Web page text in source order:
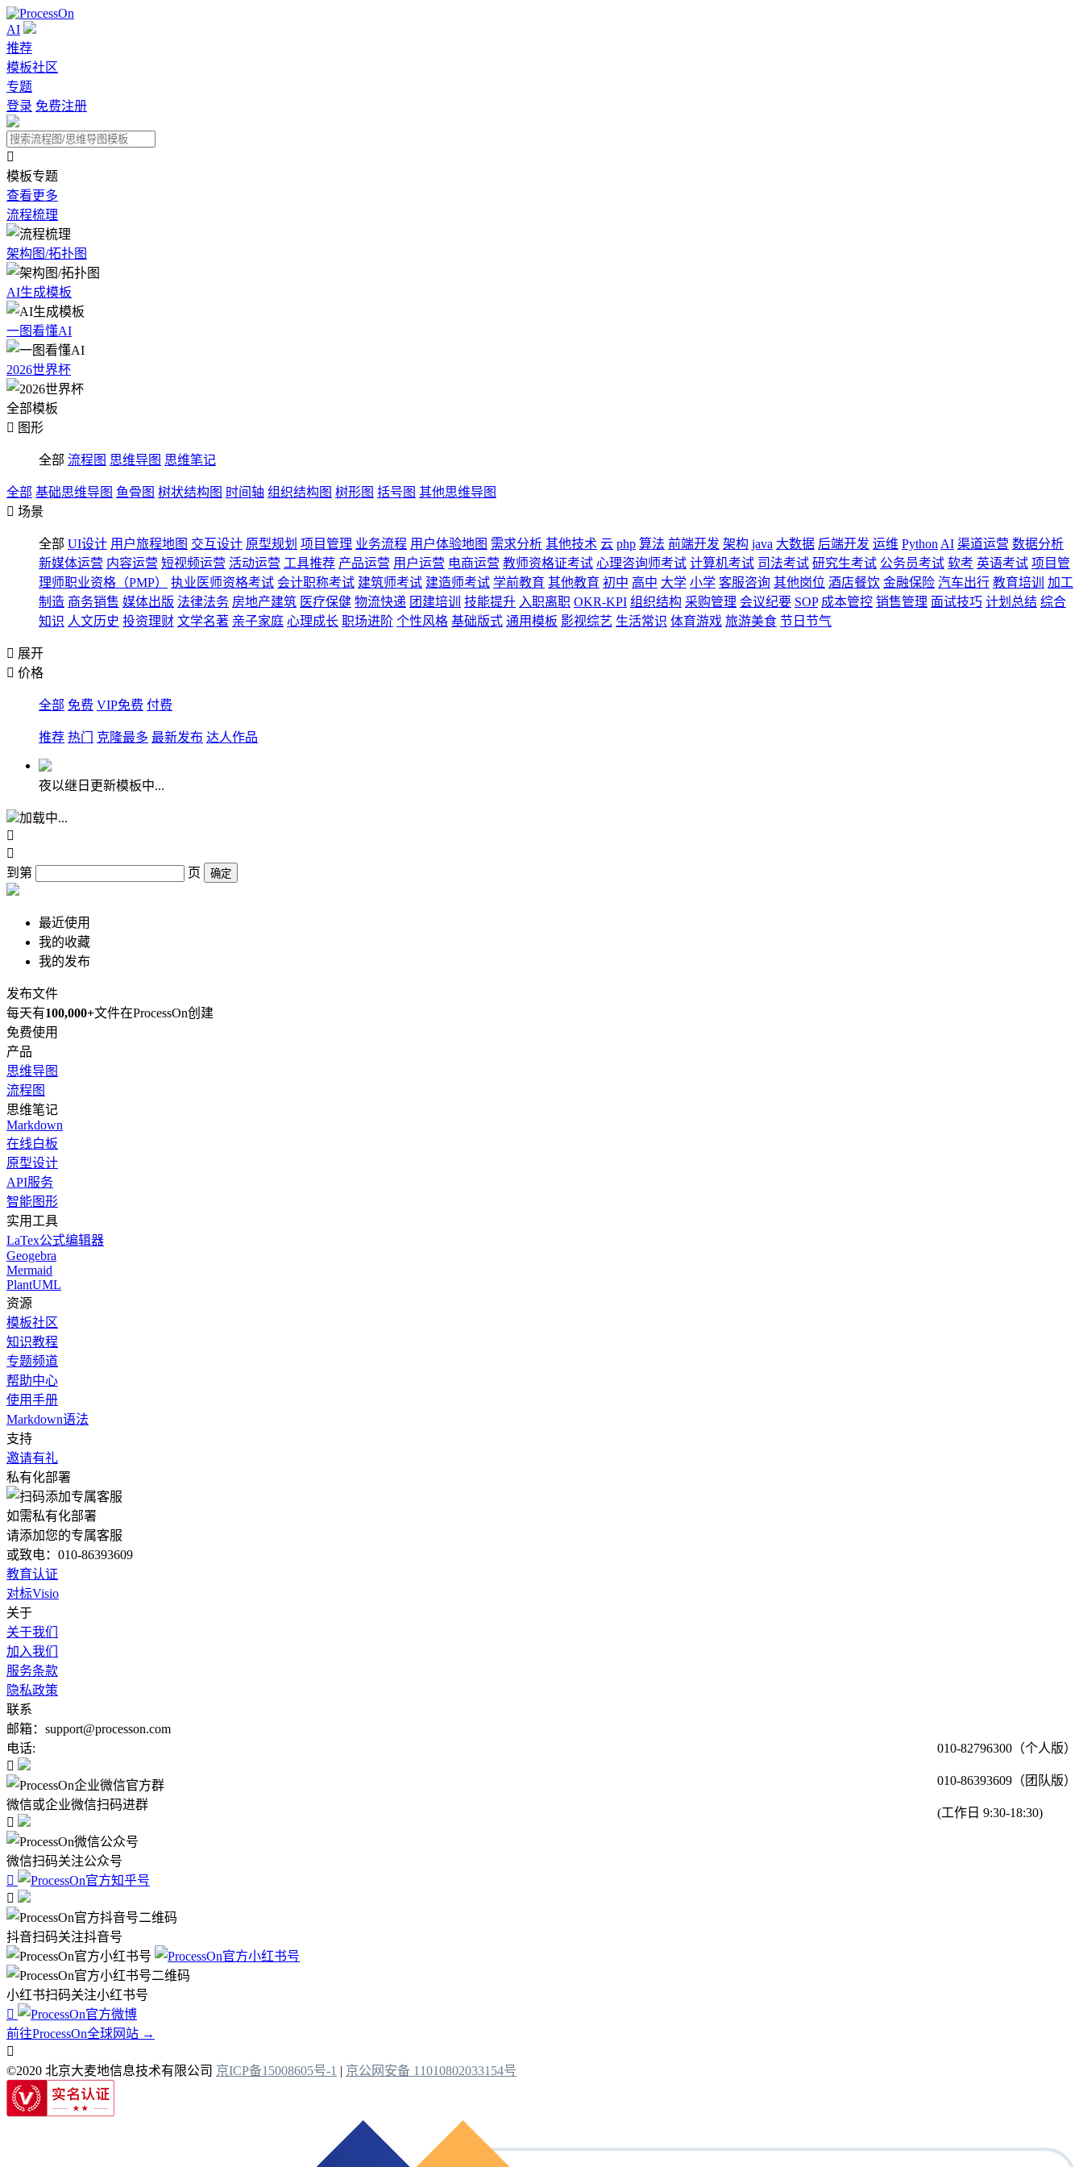
AI
推荐
模板社区
专题
登录 免费注册

模板专题
查看更多
流程梳理
架构图/拓扑图
AI生成模板
一图看懂AI
2026世界杯
全部模板
 图形
全部 流程图 思维导图 思维笔记
全部 基础思维导图 鱼骨图 树状结构图 时间轴 组织结构图 树形图 括号图 其他思维导图
 场景
全部 UI设计 用户旅程地图 交互设计 原型规划 项目管理 业务流程 用户体验地图 需求分析 其他技术 云 php 算法 前端开发 架构 java 大数据 后端开发 运维 Python AI 渠道运营 数据分析
新媒体运营 内容运营 短视频运营 活动运营 工具推荐 产品运营 用户运营 电商运营 教师资格证考试 心理咨询师考试 计算机考试 司法考试 研究生考试 公务员考试 软考 英语考试 项目管
理师职业资格（PMP）
执业医师资格考试 会计职称考试 建筑师考试 建造师考试 学前教育 其他教育 初中 高中 大学 小学 客服咨询 其他岗位 酒店餐饮 金融保险 汽车出行 教育培训
加工
制造 商务销售 媒体出版 法律法务 房地产建筑 医疗保健 物流快递 团建培训 技能提升 入职离职 OKR-KPI 组织结构 采购管理 会议纪要 SOP 成本管控 销售管理 面试技巧 计划总结 综合
知识 人文历史 投资理财 文学名著 亲子家庭 心理成长 职场进阶 个性风格 基础版式 通用模板 影视综艺 生活常识 体育游戏 旅游美食 节日节气
 展开
 价格
全部 免费 VIP免费 付费
推荐 热门 克隆最多 最新发布 达人作品
夜以继日更新模板中...
加载中...


到第
页 确定
最近使用
我的收藏
我的发布
发布文件
每天有100,000+文件在ProcessOn创建
免费使用
产品
思维导图
流程图
思维笔记
Markdown
在线白板
原型设计
API服务
智能图形
实用工具
LaTex公式编辑器
Geogebra
Mermaid
PlantUML
资源
模板社区
知识教程
专题频道
帮助中心
使用手册
Markdown语法
支持
邀请有礼
私有化部署
如需私有化部署
请添加您的专属客服
或致电：010-86393609
教育认证
对标Visio
关于
关于我们
加入我们
服务条款
隐私政策
联系
邮箱：support@processon.com
电话:
010-82796300（个人版）
010-86393609（团队版）
(工作日 9:30-18:30)

微信或企业微信扫码进群

微信扫码关注公众号


抖音扫码关注抖音号
小红书扫码关注小红书号

前往ProcessOn全球网站 →

©2020 北京大麦地信息技术有限公司 京ICP备15008605号-1 | 京公网安备 11010802033154号